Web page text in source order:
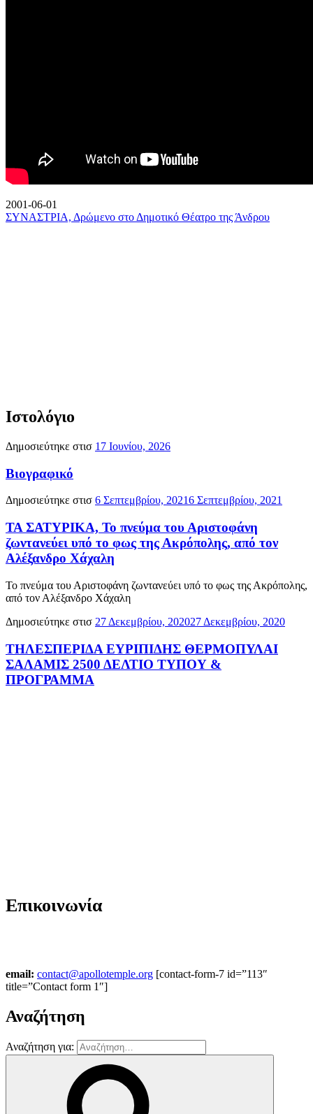
2001-06-01
ΣΥΝΑΣΤΡΙΑ, Δρώμενο στο Δημοτικό Θέατρο της Άνδρου
Ιστολόγιο
Δημοσιεύτηκε στισ 17 Ιουνίου, 2026
Βιογραφικό
Δημοσιεύτηκε στισ 6 Σεπτεμβρίου, 20216 Σεπτεμβρίου, 2021
ΤΑ ΣΑΤΥΡΙΚΑ, Το πνεύμα του Αριστοφάνη
ζωντανεύει υπό το φως της Ακρόπολης, από τον
Αλέξανδρο Χάχαλη
Το πνεύμα του Αριστοφάνη ζωντανεύει υπό το φως της Ακρόπολης,
από τον Αλέξανδρο Χάχαλη
Δημοσιεύτηκε στισ 27 Δεκεμβρίου, 202027 Δεκεμβρίου, 2020
ΤΗΛΕΣΠΕΡΙΔΑ ΕΥΡΙΠΙΔΗΣ ΘΕΡΜΟΠΥΛΑΙ
ΣΑΛΑΜΙΣ 2500 ΔΕΛΤΙΟ ΤΥΠΟΥ &
ΠΡΟΓΡΑΜΜΑ
Επικοινωνία
email: contact@apollotemple.org [contact-form-7 id=”113″
title=”Contact form 1″]
Αναζήτηση
Αναζήτηση για: